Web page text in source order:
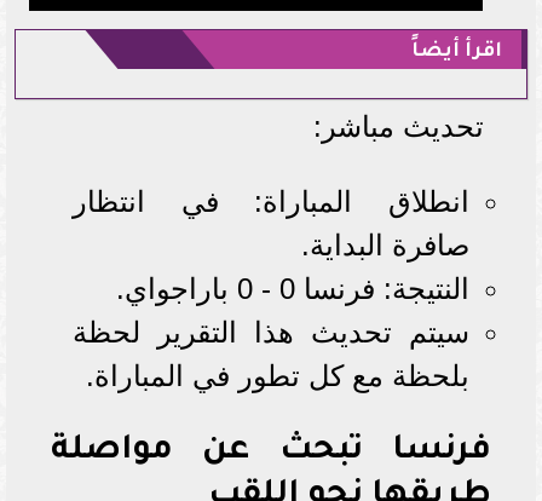
اقرأ أيضاً
تحديث مباشر:
انطلاق المباراة: في انتظار
صافرة البداية.
النتيجة: فرنسا 0 - 0 باراجواي.
سيتم تحديث هذا التقرير لحظة
بلحظة مع كل تطور في المباراة.
فرنسا تبحث عن مواصلة